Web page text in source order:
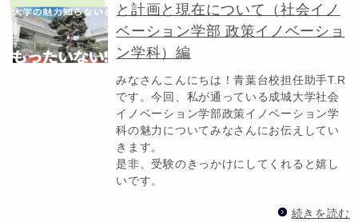
と計画と現在について（社会イノ
ベーション学部 政策イノベーショ
ン学科）編
みなさんこんにちは！青葉台校担任助手T.R
です。今回、私が通っている成城大学社会
イノベーション学部政策イノベーション学
科の魅力についてみなさんにお伝えしてい
きます。
是非、受験のきっかけにしてくれると嬉し
いです。
続きを読む